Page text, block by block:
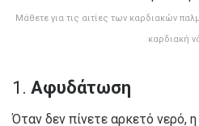
Μάθετε για τις αιτίες των καρδιακών
καρδιακή
1. Αφυδάτωση
Όταν δεν πίνετε αρκετό νερό,